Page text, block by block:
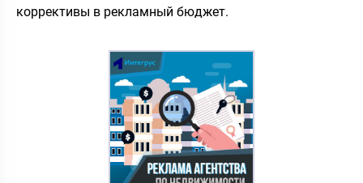
коррективы в рекламный бюджет.